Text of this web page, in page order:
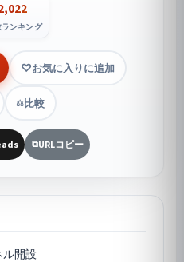
ンキング
お気に入りに追加
⚖️比較
⧉URLコピー
ル開設